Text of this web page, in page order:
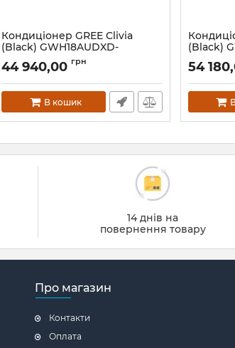
Кондиціонер GREE Clivia
(Black) GWH18AUDXD-
44 940,00 грн
В кошик
(Black)
54
14 днів на
повернення товару
Про магазин
Контакти
Оплата